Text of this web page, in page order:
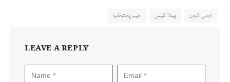
اومی کرون پہلا کیس خیبرپختونخوا
LEAVE A REPLY